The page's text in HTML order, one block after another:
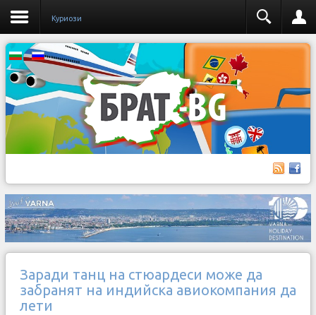
Куриози
Заради танц на стюардеси може да
забранят на индийска авиокомпания да
лети